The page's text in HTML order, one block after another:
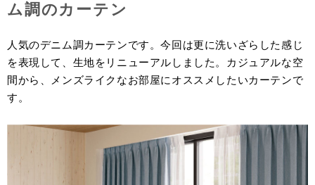
ム調のカーテン
人気のデニム調カーテンです。今回は更に洗いざらした感じ
を表現して、生地をリニューアルしました。カジュアルな空
間から、メンズライクなお部屋にオススメしたいカーテンで
す。